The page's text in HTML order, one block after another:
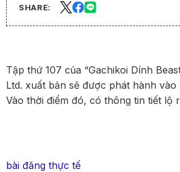
SHARE:
Tập thứ 107 của “Gachikoi Dính
Ltd. xuất bản sẽ được phát hành vào
Vào thời điểm đó, có thông tin tiết lộ
bài đăng thực tế